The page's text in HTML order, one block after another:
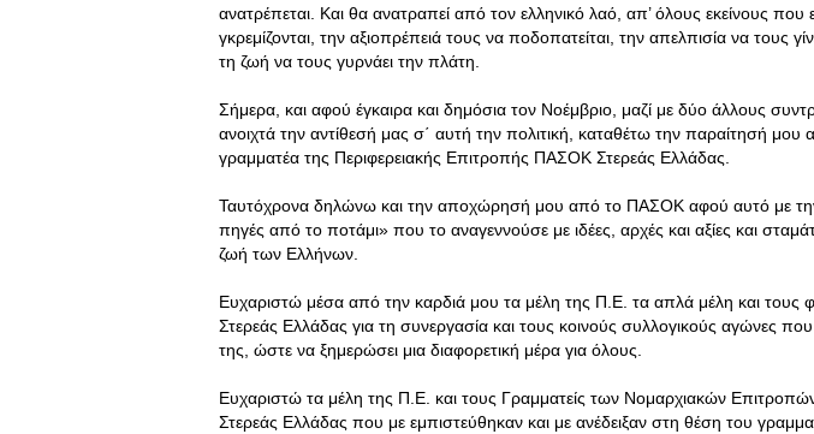
ανατρέπεται. Και θα ανατραπεί από τον ελληνικό λαό, απ’ όλους εκείνους που
γκρεμίζονται, την αξιοπρέπειά τους να ποδοπατείται, την απελπισία να τους
τη ζωή να τους γυρνάει την πλάτη.
Σήμερα, και αφού έγκαιρα και δημόσια τον Νοέμβριο, μαζί με δύο άλλους
ανοιχτά την αντίθεσή μας σ΄ αυτή την πολιτική, καταθέτω την παραίτησή μου
γραμματέα της Περιφερειακής Επιτροπής ΠΑΣΟΚ Στερεάς Ελλάδας.
Ταυτόχρονα δηλώνω και την αποχώρησή μου από το ΠΑΣΟΚ αφού αυτό με την
πηγές από το ποτάμι» που το αναγεννούσε με ιδέες, αρχές και αξίες και
ζωή των Ελλήνων.
Ευχαριστώ μέσα από την καρδιά μου τα μέλη της Π.Ε. τα απλά μέλη και τους
Στερεάς Ελλάδας για τη συνεργασία και τους κοινούς συλλογικούς αγώνες
της, ώστε να ξημερώσει μια διαφορετική μέρα για όλους.
Ευχαριστώ τα μέλη της Π.Ε. και τους Γραμματείς των Νομαρχιακών
Στερεάς Ελλάδας που με εμπιστεύθηκαν και με ανέδειξαν στη θέση του